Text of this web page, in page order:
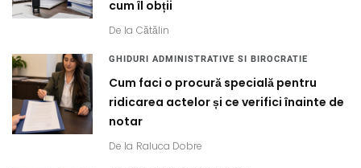
cum îl obții
De la Cătălin
GHIDURI ADMINISTRATIVE SI BIROCRATIE
Cum faci o procură specială pentru
ridicarea actelor și ce verifici înainte de
notar
De la Raluca Dobre